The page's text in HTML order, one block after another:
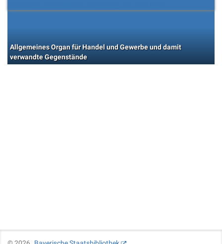
Allgemeines Organ für Handel und Gewerbe und damit
verwandte Gegenstände